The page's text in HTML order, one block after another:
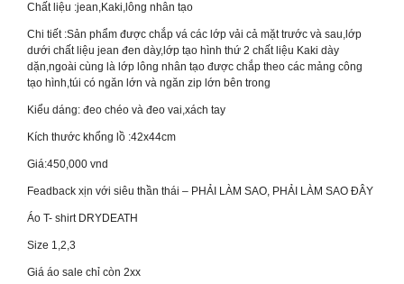
Chất liệu :jean,Kaki,lông nhân tạo
Chi tiết :Sản phẩm được chắp vá các lớp vải cả mặt trước và sau,lớp
dưới chất liệu jean đen dày,lớp tạo hình thứ 2 chất liệu Kaki dày
dặn,ngoài cùng là lớp lông nhân tạo được chắp theo các mảng công
tạo hình,túi có ngăn lớn và ngăn zip lớn bên trong
Kiểu dáng: đeo chéo và đeo vai,xách tay
Kích thước khổng lồ :42x44cm
Giá:450,000 vnd
Feadback xịn với siêu thần thái – PHẢI LÀM SAO, PHẢI LÀM SAO ĐÂY
Áo T- shirt DRYDEATH
Size 1,2,3
Giá áo sale chỉ còn 2xx